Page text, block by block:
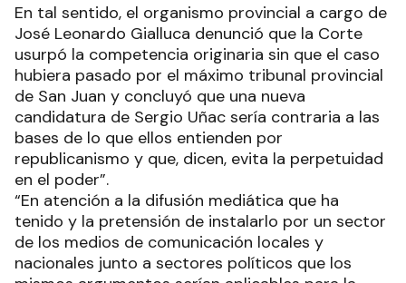
En tal sentido, el organismo provincial a cargo de
José Leonardo Gialluca denunció que la Corte
usurpó la competencia originaria sin que el caso
hubiera pasado por el máximo tribunal provincial
de San Juan y concluyó que una nueva
candidatura de Sergio Uñac sería contraria a las
bases de lo que ellos entienden por
republicanismo y que, dicen, evita la perpetuidad
en el poder”.
“En atención a la difusión mediática que ha
tenido y la pretensión de instalarlo por un sector
de los medios de comunicación locales y
nacionales junto a sectores políticos que los